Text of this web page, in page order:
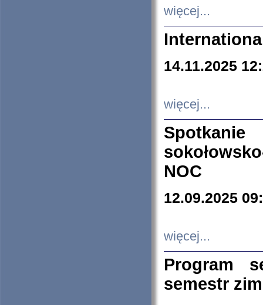
więcej...
14.11.2025
więcej...
NOC
12.09.2025
więcej...
Program
semestr